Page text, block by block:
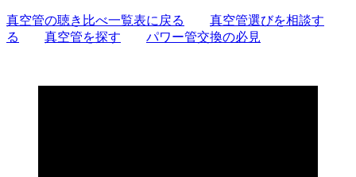
真空管の聴き比べ一覧表に戻る
真空管選びを相談す
る
真空管を探す パワー管交換の必見